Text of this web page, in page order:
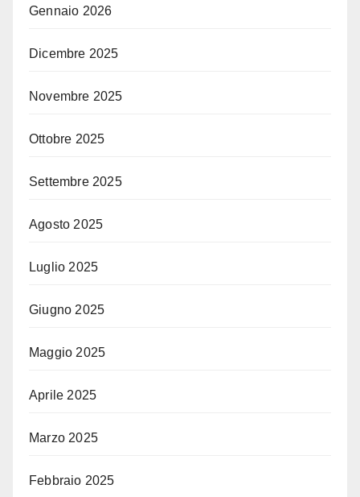
Gennaio 2026
Dicembre 2025
Novembre 2025
Ottobre 2025
Settembre 2025
Agosto 2025
Luglio 2025
Giugno 2025
Maggio 2025
Aprile 2025
Marzo 2025
Febbraio 2025